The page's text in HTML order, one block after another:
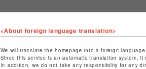
店舗名
<About foreign language translation>
We will translate the homepage into a foreign
Since this service is an automatic translation system,
In addition, we do not take any responsibility for any